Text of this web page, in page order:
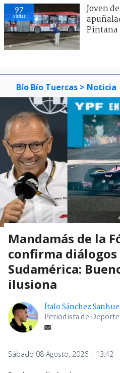
97
visitas
Joven
Pintana
Bío Bío Tuercas > Noticia
Mandamás de la
confirma diálogos
Sudamérica:
ilusiona
Ítalo Sánchez
Periodista de
Sábado 08 Agosto, 2026 | 13:42